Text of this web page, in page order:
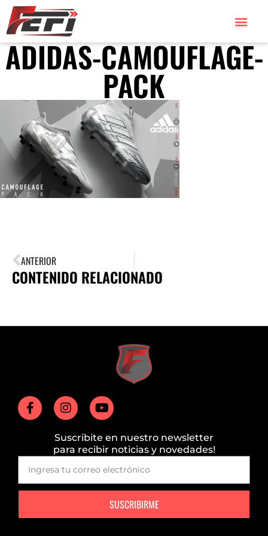
ADIDAS-CAMOUFLAGE-
PACK
ANTERIOR
CONTENIDO RELACIONADO
Suscribite en nuestro newsletter
para recibir noticias y novedades!
SUSCRIBIRME